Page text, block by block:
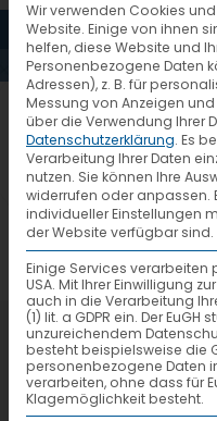
MENÜ
13.07.2015
Elektroarbeiten
7. Juli 2026
VTL hat neuen
Wir verwenden Cookies
Website. Einige von ihnen
helfen, diese Website und
Personenbezogene Daten
Adressen), z. B. für
Messung von Anzeigen
über die Verwendung Ihrer
Datenschutzerklärung. Es
Verarbeitung Ihrer Daten
nutzen. Sie können Ihre
widerrufen oder anpassen.
individueller Einstellungen
der Website verfügbar sind.
Einige Services
USA. Mit Ihrer Einwilligung
auch in die Verarbeitung
(1) lit. a GDPR ein. Der
unzureichendem
besteht beispielsweise die
personenbezogene Daten
verarbeiten, ohne dass für
Klagemöglichkeit besteht.